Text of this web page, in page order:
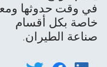
في وقت حدوثها
خاصة بكل أقسام
صناعة الطيران.